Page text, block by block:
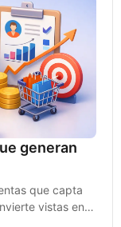
generan
que capta
vistas en